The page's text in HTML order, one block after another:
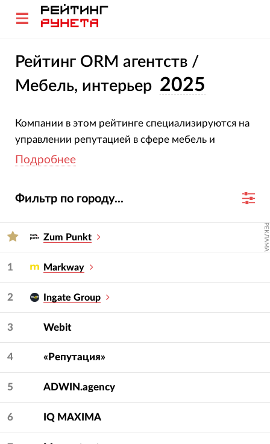
Рейтинг ORM агентств /
Мебель, интерьер 2025
Компании в этом рейтинге специализируются на
управлении репутацией в сфере мебель и
интерьер. Все участники подтвердили свою
отраслевой экспертизы и достижений за 2023-
— услугу и сферу.
Подробнее
Фильтр по городу...
Zum Punkt РЕКЛАМА
1 Markway
2 Ingate Group
3 Webit
4 «Репутация»
5 ADWIN.agency
6 IQ МAXIMA